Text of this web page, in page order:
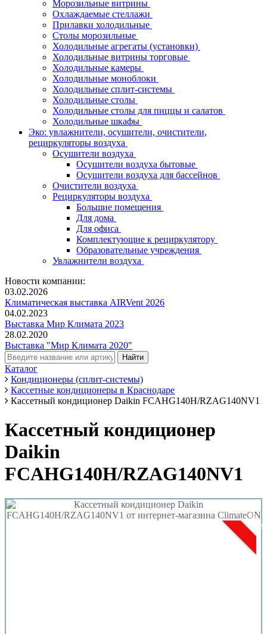
Морозильные витрины
Охлаждаемые стеллажи
Прилавки холодильные
Столы морозильные
Холодильные агрегаты (установки)
Холодильные витрины торговые
Холодильные камеры
Холодильные моноблоки
Холодильные сплит-системы
Холодильные столы
Холодильные столы для пиццы и салатов
Холодильные шкафы
Эко: увлажнители, осушители, очистители,
рециркуляторы воздуха
Осушители воздуха
Осушители воздуха бытовые
Осушители воздуха для бассейнов
Очистители воздуха
Рециркуляторы воздуха
Большие помещения
Для дома
Для офиса
Комплектующие к рециркулятору
Образовательные учреждения
Увлажнители воздуха
Новости компании:
03.02.2026
Климатическая выставка AIRVent 2026
04.02.2023
Выставка Мир Климата 2023
28.02.2020
Выставка "Мир Климата 2020"
Каталог
Кондиционеры (сплит-системы)
Кассетные кондиционеры в Краснодаре
Кассетный кондиционер Daikin FCAHG140H/RZAG140NV1
Кассетный кондиционер
Daikin
FCAHG140H/RZAG140NV1